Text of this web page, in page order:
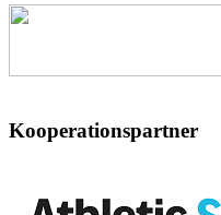
Kooperationspartner